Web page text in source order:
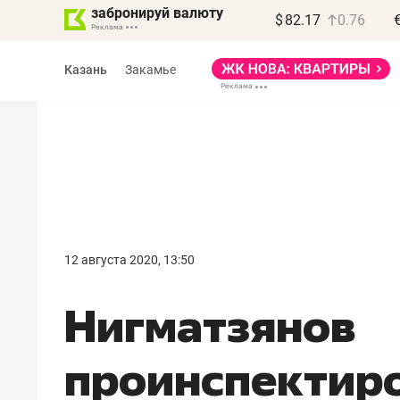
забронируй валюту $ 82.17 0.76
Казань Закамье
12 августа 2020, 13:50
Нигматзянов
правил, бизнес может
потерять минимум